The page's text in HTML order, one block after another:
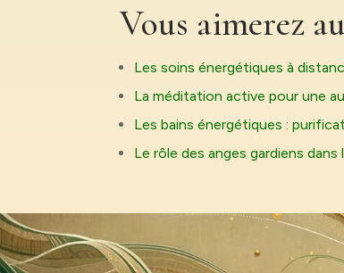
Vous aimerez
Les soins énergétiques à
La méditation active pour une
Les bains énergétiques :
Le rôle des anges gardiens